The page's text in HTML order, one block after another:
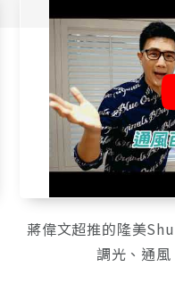
蔣偉文超推的隆美
調光、通風